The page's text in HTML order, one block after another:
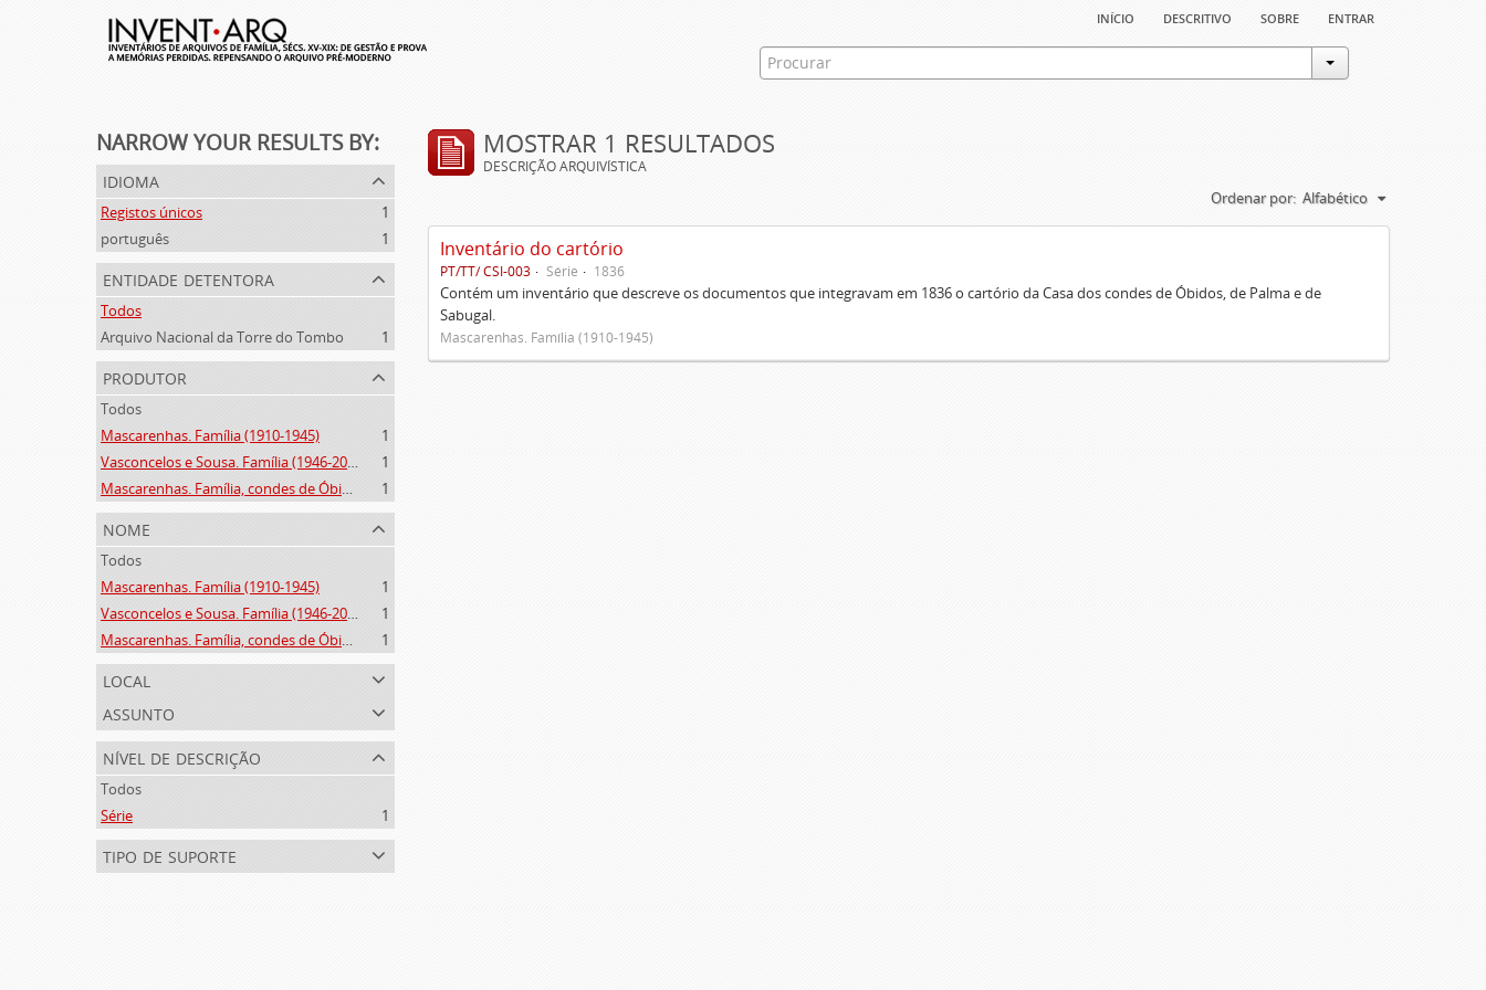
início descritivo sobre entrar
NARROW YOUR RESULTS BY:
idioma
Registos únicos
1
português
1
entidade detentora
Todos
Arquivo Nacional da Torre do Tombo
1
produtor
Todos
Mascarenhas. Família (1910-1945)
1
Vasconcelos e Sousa. Família (1946-2006)
1
Mascarenhas. Família, condes de Óbidos, Palma e Sabugal (1669-1910)
1
nome
Todos
Mascarenhas. Família (1910-1945)
1
Vasconcelos e Sousa. Família (1946-2006)
1
Mascarenhas. Família, condes de Óbidos, Palma e Sabugal (1669-1910)
1
local
assunto
nível de descrição
Todos
Série
1
tipo de suporte
MOSTRAR 1 RESULTADOS
DESCRIÇÃO ARQUIVÍSTICA
Ordenar por: Alfabético
Inventário do cartório
PT/TT/ CSI-003 Série 1836
Contém um inventário que descreve os documentos que integravam em 1836 o cartório da Casa dos condes de Óbidos, de Palma e de
Sabugal.
Mascarenhas. Família (1910-1945)